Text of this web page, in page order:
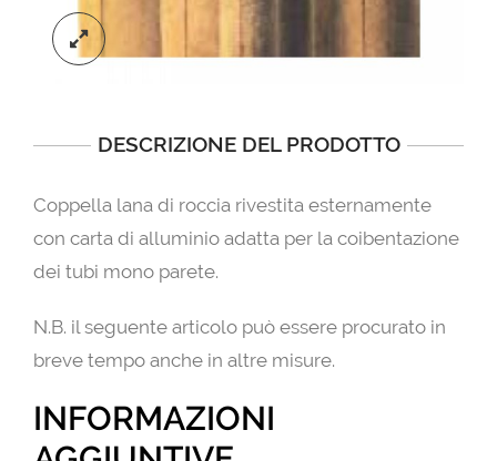
DESCRIZIONE DEL PRODOTTO
Coppella lana di roccia rivestita esternamente
con carta di alluminio adatta per la coibentazione
dei tubi mono parete.
N.B. il seguente articolo può essere procurato in
breve tempo anche in altre misure.
INFORMAZIONI